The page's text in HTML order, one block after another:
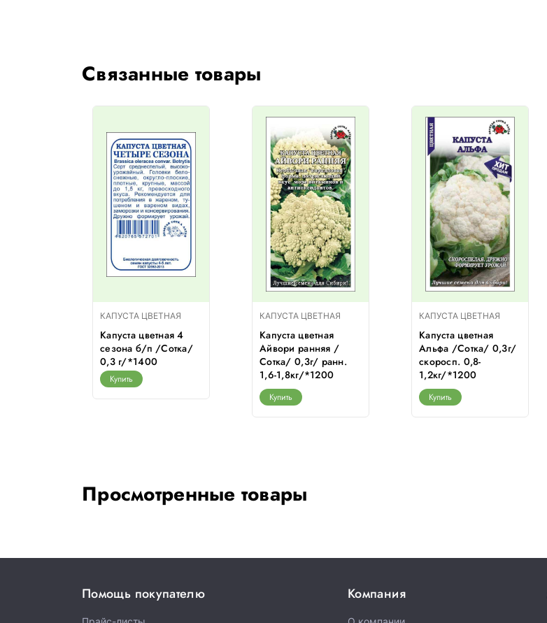
Связанные товары
КАПУСТА ЦВЕТНАЯ
Капуста цветная 4
сезона б/п /Сотка/
0,3 г/*1400
Купить
КАПУСТА ЦВЕТНАЯ
Капуста цветная
Айвори ранняя /
Сотка/ 0,3г/ ранн.
1,6-1,8кг/*1200
Купить
КАПУСТА ЦВЕТНАЯ
Капуста цветная
Альфа /Сотка/ 0,3г/
скоросп. 0,8-
1,2кг/*1200
Купить
Просмотренные товары
Помощь покупателю Компания